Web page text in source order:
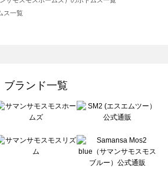
ス一覧
ツハルバイサマンサモスモス）のボトムス一覧
スモス ブルー）のボトムス一覧
ムス一覧
一覧
シック）のボトムス一覧
のボトムス一覧
ー）のボトムス一覧
ボトムス一覧
ブランド一覧